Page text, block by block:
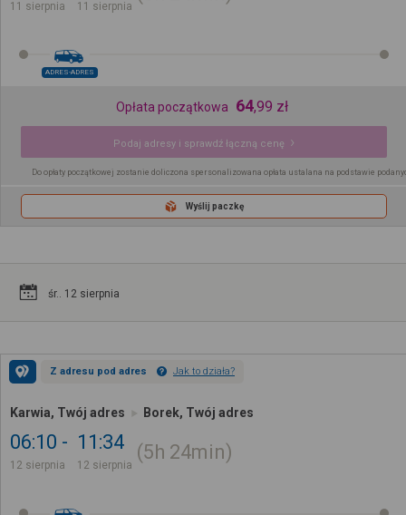
11 sierpnia 11 sierpnia
ADRES-ADRES
Opłata początkowa 64,99 zł
Podaj adresy i sprawdź łączną cenę
Do opłaty początkowej zostanie doliczona spersonalizowana opłata ustalana na podstawie
Wyślij paczkę
śr.. 12 sierpnia
Z adresu pod adres Jak to działa?
Karwia, Twój adres Borek, Twój adres
06:10
12 sierpnia
11:34
12 sierpnia
5h 24min